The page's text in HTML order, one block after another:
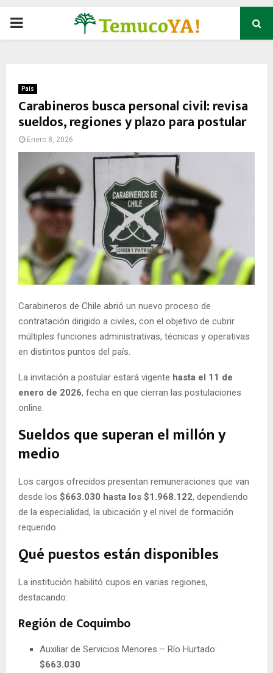
P
M
A
M
E
N
U
País
Carabineros busca personal civil: revisa
sueldos, regiones y plazo para postular
Enero 8, 2026
Carabineros de Chile abrió un nuevo proceso de
contratación dirigido a civiles, con el objetivo de cubrir
múltiples funciones administrativas, técnicas y operativas
en distintos puntos del país.
La invitación a postular estará vigente hasta el 11 de
enero de 2026, fecha en que cierran las postulaciones
online.
Sueldos que superan el millón y
medio
Los cargos ofrecidos presentan remuneraciones que van
desde los $663.030 hasta los $1.968.122, dependiendo
de la especialidad, la ubicación y el nivel de formación
requerido.
Qué puestos están disponibles
La institución habilitó cupos en varias regiones,
destacando:
Región de Coquimbo
Auxiliar de Servicios Menores – Río Hurtado:
$663.030